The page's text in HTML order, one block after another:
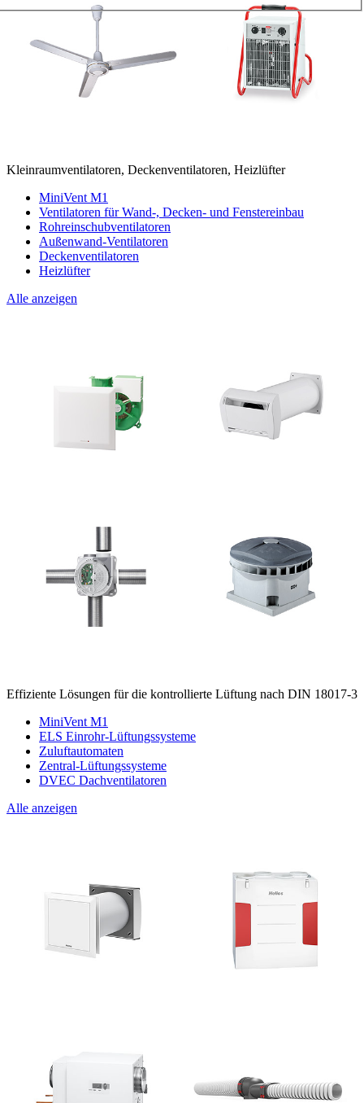
Kleinraumventilatoren, Deckenventilatoren, Heizlüfter
MiniVent M1
Ventilatoren für Wand-, Decken- und Fenstereinbau
Rohreinschubventilatoren
Außenwand-Ventilatoren
Deckenventilatoren
Heizlüfter
Alle anzeigen
Effiziente Lösungen für die kontrollierte Lüftung nach DIN 18017-3
MiniVent M1
ELS Einrohr-Lüftungssysteme
Zuluftautomaten
Zentral-Lüftungssysteme
DVEC Dachventilatoren
Alle anzeigen